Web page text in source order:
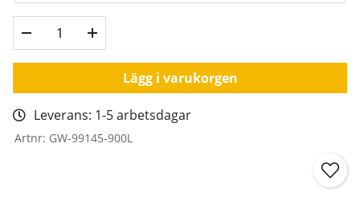
Lägg i varukorgen
Leverans: 1-5 arbetsdagar
Artnr: GW-99145-900L